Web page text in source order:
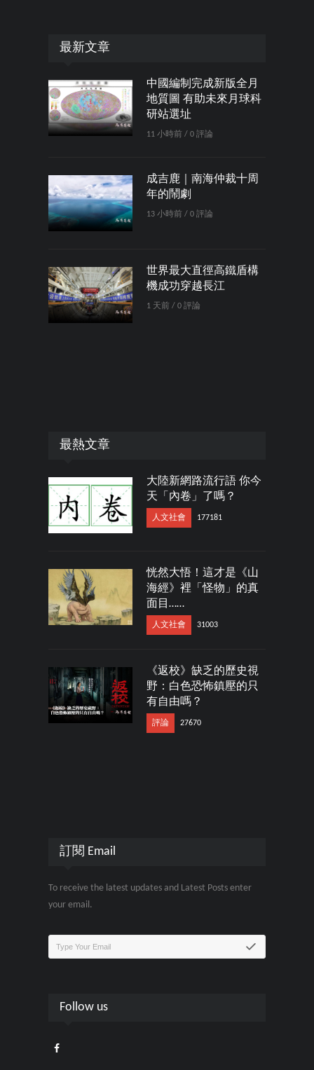
最新文章
中國編制完成新版全月
地質圖 有助未來月球科
研站選址
11 小時前 / 0 評論
成吉鹿｜南海仲裁十周
年的鬧劇
13 小時前 / 0 評論
世界最大直徑高鐵盾構
機成功穿越長江
1 天前 / 0 評論
最熱文章
大陸新網路流行語 你今
天「內卷」了嗎？
人文社會 177181
恍然大悟！這才是《山
海經》裡「怪物」的真
面目……
人文社會 31003
《返校》缺乏的歷史視
野：白色恐怖鎮壓的只
有自由嗎？
評論 27670
訂閱 Email
To receive the latest updates and Latest Posts enter
your email.
Follow us